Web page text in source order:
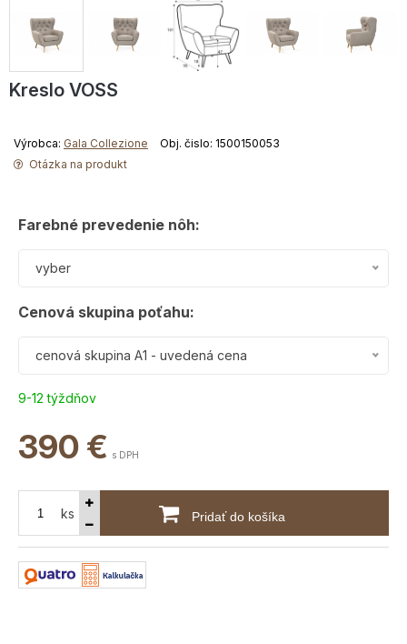
Kreslo VOSS
Výrobca: Gala Collezione
Obj. čislo: 1500150053
Otázka na produkt
Farebné prevedenie nôh:
vyber
Cenová skupina poťahu:
cenová skupina A1 - uvedená cena
9-12 týždňov
390 € s DPH
ks Pridať do košíka